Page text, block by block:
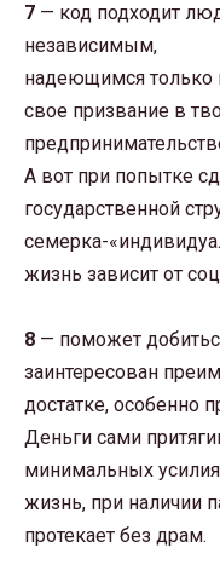
7 — код подходит
независимым,
надеющимся только
свое призвание в
А вот при попытке
государственной
семерка-
жизнь зависит от
8 — поможет
заинтересован
достатке, особенно
Деньги сами
минимальных
жизнь, при наличии
протекает без драм.